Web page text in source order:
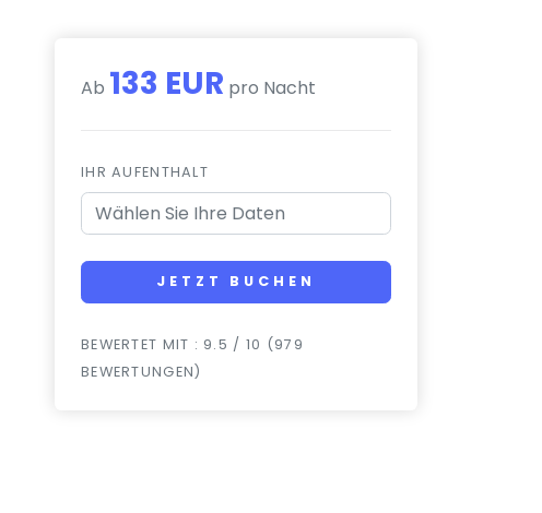
Ab 133 EUR pro Nacht
IHR AUFENTHALT
JETZT BUCHEN
BEWERTET MIT : 9.5 / 10 (979
BEWERTUNGEN)